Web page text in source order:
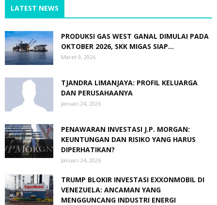
LATEST NEWS
PRODUKSI GAS WEST GANAL DIMULAI PADA
OKTOBER 2026, SKK MIGAS SIAP...
Maret 9, 2026
TJANDRA LIMANJAYA: PROFIL KELUARGA
DAN PERUSAHAANYA
Januari 24, 2026
PENAWARAN INVESTASI J.P. MORGAN:
KEUNTUNGAN DAN RISIKO YANG HARUS
DIPERHATIKAN?
Januari 24, 2026
TRUMP BLOKIR INVESTASI EXXONMOBIL DI
VENEZUELA: ANCAMAN YANG
MENGGUNCANG INDUSTRI ENERGI